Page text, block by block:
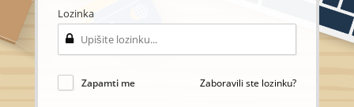
Lozinka
Zapamti me Zaboravili ste lozinku?